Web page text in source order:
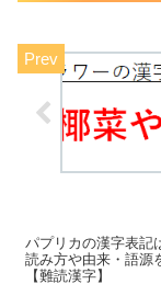
パプリカの漢字表記
読み方や由来・語源
【難読漢字】